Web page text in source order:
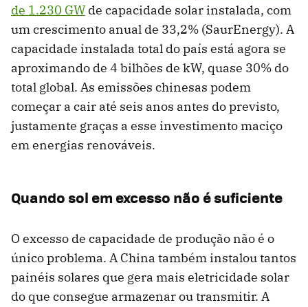
de 1.230 GW de capacidade solar instalada, com
um crescimento anual de 33,2% (SaurEnergy). A
capacidade instalada total do país está agora se
aproximando de 4 bilhões de kW, quase 30% do
total global. As emissões chinesas podem
começar a cair até seis anos antes do previsto,
justamente graças a esse investimento maciço
em energias renováveis.
Quando sol em excesso não é suficiente
O excesso de capacidade de produção não é o
único problema. A China também instalou tantos
painéis solares que gera mais eletricidade solar
do que consegue armazenar ou transmitir. A